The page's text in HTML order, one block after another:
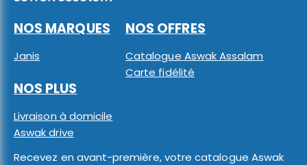
NOS MARQUES
Janis
NOS OFFRES
Catalogue Aswak Assalam
Carte fidélité
NOS PLUS
Livraison à domicile
Aswak drive
Recevez en avant-première, votre catalogue Aswak